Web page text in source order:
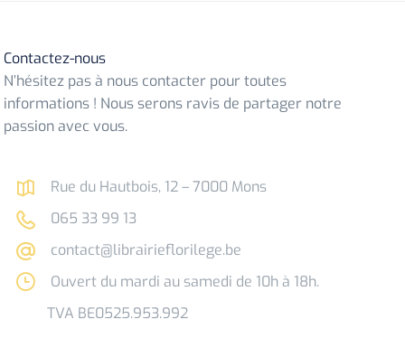
Contactez-nous
N’hésitez pas à nous contacter pour toutes
informations ! Nous serons ravis de partager notre
passion avec vous.
Rue du Hautbois, 12 – 7000 Mons
065 33 99 13
contact@librairieflorilege.be
Ouvert du mardi au samedi de 10h à 18h.
TVA BE0525.953.992